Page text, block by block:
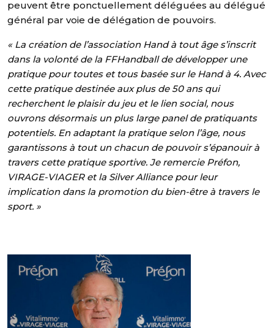
peuvent être ponctuellement déléguées au délégué
général par voie de délégation de pouvoirs.
« La création de l’association Hand à tout âge s’inscrit
dans la volonté de la FFHandball de développer une
pratique pour toutes et tous basée sur le Hand à 4. Avec
cette pratique destinée aux plus de 50 ans qui
recherchent le plaisir du jeu et le lien social, nous
ouvrons désormais un plus large panel de pratiquants
potentiels. En adaptant la pratique selon l’âge, nous
garantissons à tout un chacun de pouvoir s’épanouir à
travers cette pratique sportive. Je remercie Préfon,
VIRAGE-VIAGER et la Silver Alliance pour leur
implication dans la promotion du bien-être à travers le
sport. »